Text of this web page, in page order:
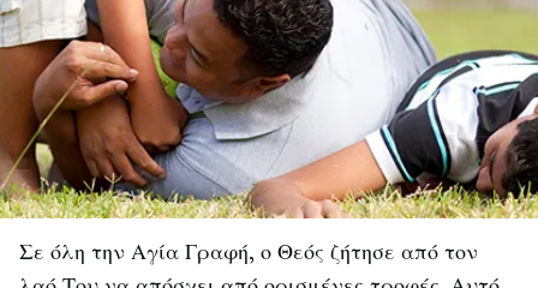
Σε όλη την Αγία Γραφή, ο Θεός ζήτησε από τον